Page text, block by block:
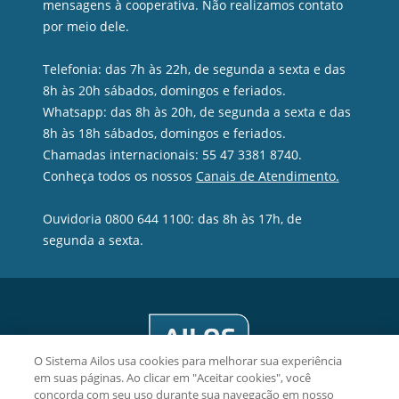
mensagens à cooperativa. Não realizamos contato
por meio dele.
Telefonia: das 7h às 22h, de segunda a sexta e das
8h às 20h sábados, domingos e feriados.
Whatsapp: das 8h às 20h, de segunda a sexta e das
8h às 18h sábados, domingos e feriados.
Chamadas internacionais: 55 47 3381 8740.
Conheça todos os nossos Canais de Atendimento.
Ouvidoria 0800 644 1100: das 8h às 17h, de
segunda a sexta.
O Sistema Ailos usa cookies para melhorar sua experiência
em suas páginas. Ao clicar em "Aceitar cookies", você
concorda com seu uso durante sua navegação em nosso